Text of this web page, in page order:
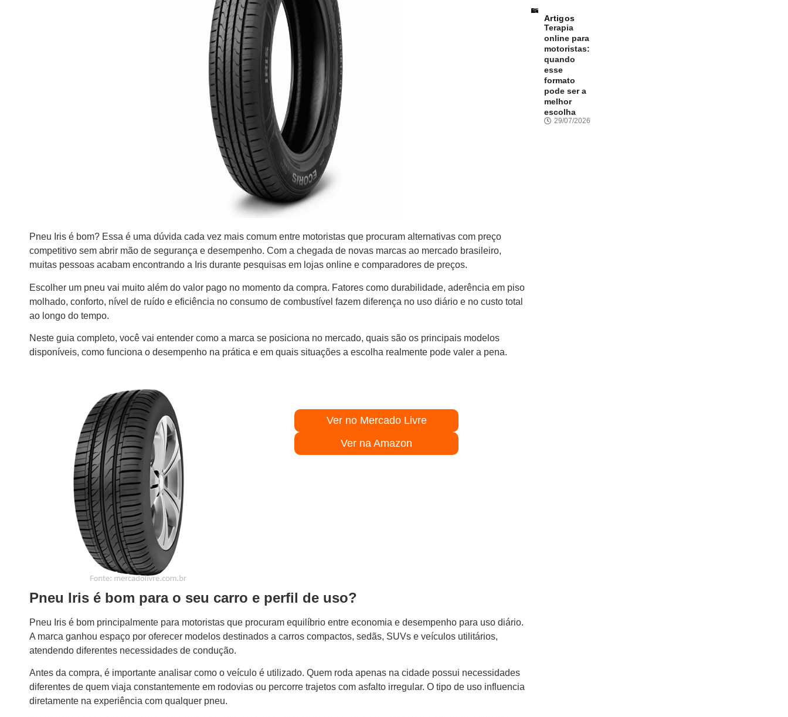
Pneu Iris é bom? Essa é uma dúvida cada vez mais comum entre motoristas que procuram alternativas com preço
competitivo sem abrir mão de segurança e desempenho. Com a chegada de novas marcas ao mercado brasileiro,
muitas pessoas acabam encontrando a Iris durante pesquisas em lojas online e comparadores de preços.
Escolher um pneu vai muito além do valor pago no momento da compra. Fatores como durabilidade, aderência em piso
molhado, conforto, nível de ruído e eficiência no consumo de combustível fazem diferença no uso diário e no custo total
ao longo do tempo.
Neste guia completo, você vai entender como a marca se posiciona no mercado, quais são os principais modelos
disponíveis, como funciona o desempenho na prática e em quais situações a escolha realmente pode valer a pena.
Ver no Mercado Livre
Ver na Amazon
Pneu Iris é bom para o seu carro e perfil de uso?
Pneu Iris é bom principalmente para motoristas que procuram equilíbrio entre economia e desempenho para uso diário.
A marca ganhou espaço por oferecer modelos destinados a carros compactos, sedãs, SUVs e veículos utilitários,
atendendo diferentes necessidades de condução.
Antes da compra, é importante analisar como o veículo é utilizado. Quem roda apenas na cidade possui necessidades
diferentes de quem viaja constantemente em rodovias ou percorre trajetos com asfalto irregular. O tipo de uso influencia
diretamente na experiência com qualquer pneu.
Artigos
Terapia
online para
motoristas:
quando
esse
formato
pode ser a
melhor
escolha
29/07/2026